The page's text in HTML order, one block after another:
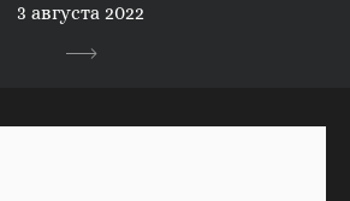
3 августа 2022